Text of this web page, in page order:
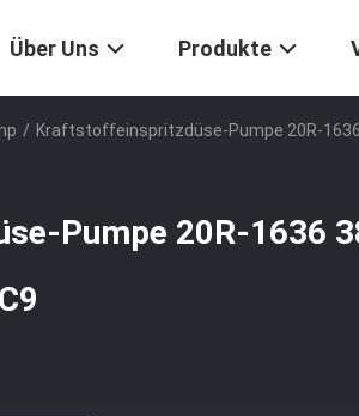
Über Uns Produkte
/ Kraftstoffeinspritzdüse-Pumpe 20R-
Pumpe 20R-1636